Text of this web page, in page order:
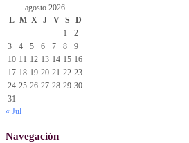
agosto 2026
L M X J V S
D
1
2
3
4 5 6 7 8
9
10 11 12 13 14 15 16
17 18 19 20 21 22 23
24 25 26 27 28 29 30
31
« Jul
Navegación